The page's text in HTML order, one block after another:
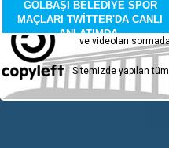
GÖLBAŞI BELEDİYE SPOR
MAÇLARI TWİTTER'DA CANLI
ANLATIMDA.
Copyleft 2015 -
ve videoları
Sitemizde yapılan